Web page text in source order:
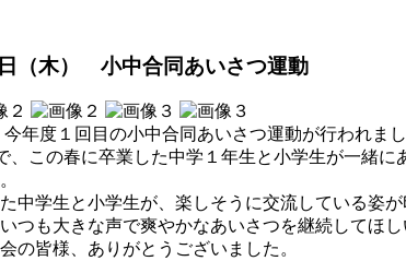
（木） 小中合同あいさつ運動
年度１回目の小中合同あいさつ運動が行われまし
、この春に卒業した中学１年生と小学生が一緒
中学生と小学生が、楽しそうに交流している姿が
つも大きな声で爽やかなあいさつを継続してほし
の皆様、ありがとうございました。